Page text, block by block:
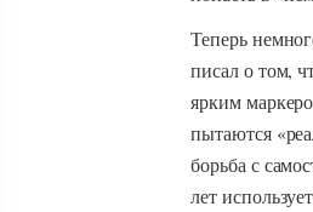
Теперь
писал о том,
ярким
пытаются
борьба с
лет